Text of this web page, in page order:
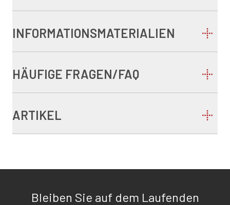
INFORMATIONSMATERIALIEN
HÄUFIGE FRAGEN/FAQ
ARTIKEL
Bleiben Sie auf dem Laufenden